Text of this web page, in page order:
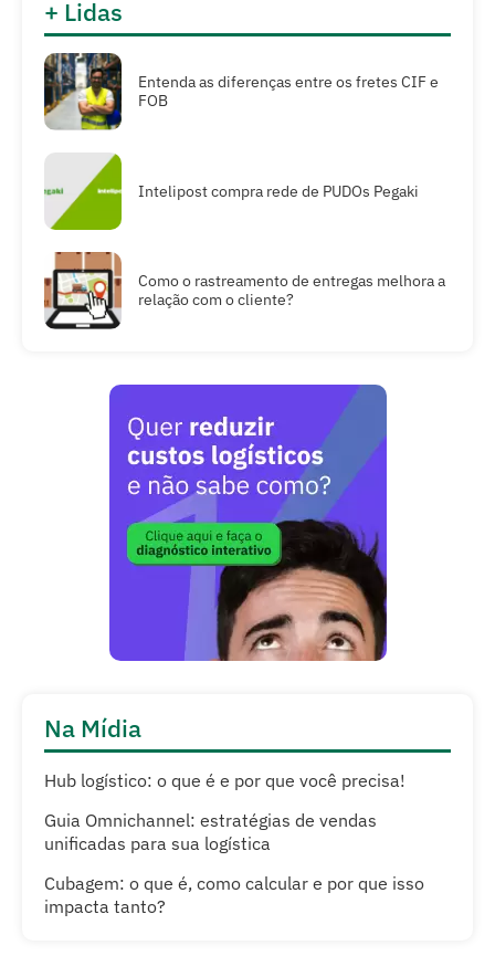
+ Lidas
Entenda as diferenças entre os fretes CIF e
FOB
Intelipost compra rede de PUDOs Pegaki
Como o rastreamento de entregas melhora a
relação com o cliente?
Na Mídia
Hub logístico: o que é e por que você precisa!
Guia Omnichannel: estratégias de vendas
unificadas para sua logística
Cubagem: o que é, como calcular e por que isso
impacta tanto?